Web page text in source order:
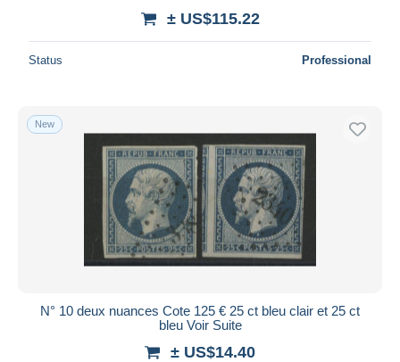
± US$115.22
Status Professional
New
N° 10 deux nuances Cote 125 € 25 ct bleu clair et 25 ct
bleu Voir Suite
± US$14.40